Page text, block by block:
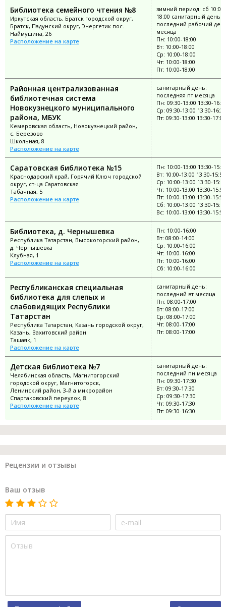
Библиотека семейного чтения №8
Иркутская область, Братск городской округ,
Братск, Падунский округ, Энергетик пос.
Наймушина, 26
Расположение на карте
зимний период: сб 10:00-
18:00 санитарный день:
последний рабочий
месяца
Пн: 10:00-18:00
Вт: 10:00-18:00
Ср: 10:00-18:00
Чт: 10:00-18:00
Пт: 10:00-18:00
Районная централизованная
библиотечная система
Новокузнецкого муниципального
района, МБУК
Кемеровская область, Новокузнецкий район,
с. Березово
Школьная, 8
Расположение на карте
санитарный день:
последняя пт месяца
Пн: 09:30-13:00 13:30-
Ср: 09:30-13:00 13:30-16:30
Пт: 09:30-13:00 13:30-17:00
Саратовская библиотека №15
Краснодарский край, Горячий Ключ городской
округ, ст-ца Саратовская
Табачная, 5
Расположение на карте
Пн: 10:00-13:00 13:30-
Вт: 10:00-13:00 13:30-15:55
Ср: 10:00-13:00 13:30-15:55
Чт: 10:00-13:00 13:30-15:55
Пт: 10:00-13:00 13:30-15:55
Сб: 10:00-13:00 13:30-15:55
Вс: 10:00-13:00 13:30-15:55
Библиотека, д. Чернышевка
Республика Татарстан, Высокогорский район,
д. Чернышевка
Клубная, 1
Расположение на карте
Пн: 10:00-16:00
Вт: 08:00-14:00
Ср: 10:00-16:00
Чт: 10:00-16:00
Пт: 10:00-16:00
Сб: 10:00-16:00
Республиканская специальная
библиотека для слепых и
слабовидящих Республики
Татарстан
Республика Татарстан, Казань городской округ,
Казань, Вахитовский район
Ташаяк, 1
Расположение на карте
санитарный день:
последний вт месяца
Пн: 08:00-17:00
Вт: 08:00-17:00
Ср: 08:00-17:00
Чт: 08:00-17:00
Пт: 08:00-17:00
Детская библиотека №7
Челябинская область, Магнитогорский
городской округ, Магнитогорск,
Ленинский район, 3-й а микрорайон
Спартаковский переулок, 8
Расположение на карте
санитарный день:
последний пн месяца
Пн: 09:30-17:30
Вт: 09:30-17:30
Ср: 09:30-17:30
Чт: 09:30-17:30
Пт: 09:30-16:30
Рецензии и отзывы
Ваш отзыв